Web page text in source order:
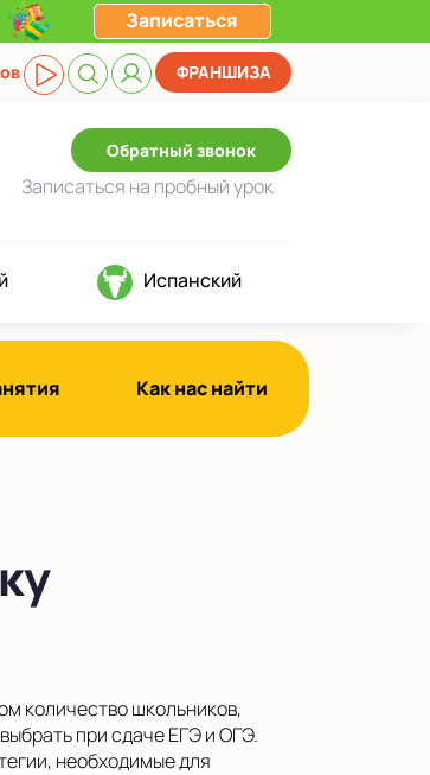
Записаться
ФРАНШИЗА
Обратный звонок
Записаться на пробный урок
Испанский
Как нас найти
количество школьников,
при сдаче ЕГЭ и ОГЭ.
необходимые для